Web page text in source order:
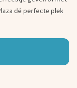
dé perfecte plek